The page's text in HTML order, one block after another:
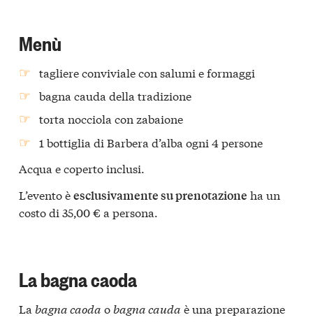
Menù
tagliere conviviale con salumi e formaggi
bagna cauda della tradizione
torta nocciola con zabaione
1 bottiglia di Barbera d’alba ogni 4 persone
Acqua e coperto inclusi.
L’evento èesclusivamente su prenotazione ha un
costo di 35,00 € a persona.
La bagna caoda
La bagna caoda obagna cauda è una preparazione